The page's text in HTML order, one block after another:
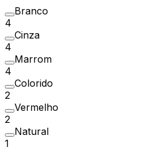
Branco
4
Cinza
4
Marrom
4
Colorido
2
Vermelho
2
Natural
1